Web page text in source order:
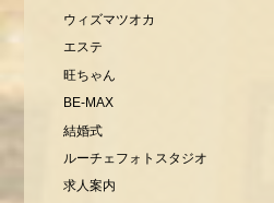
ウィズマツオカ
エステ
旺ちゃん
BE-MAX
結婚式
ルーチェフォトスタジオ
求人案内